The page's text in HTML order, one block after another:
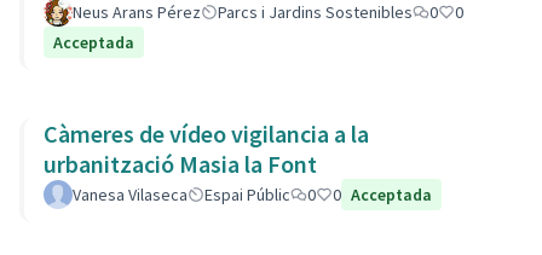
Neus Arans Pérez Parcs i Jardins Sostenibles 0
0
Acceptada
Càmeres de vídeo vigilancia a la
urbanització Masia la Font
Vanesa Vilaseca Espai Públic 0 0 Acceptada